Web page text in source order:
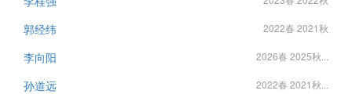
郭经纬 2022春 2021秋
李向阳 2026春 2025秋...
孙道远 2022春 2021秋...